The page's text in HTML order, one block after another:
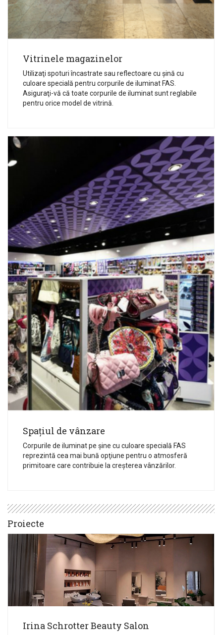
Vitrinele magazinelor
Utilizaţi spoturi încastrate sau reflectoare cu șină cu
culoare specială pentru corpurile de iluminat FAS.
Asiguraţi-vă că toate corpurile de iluminat sunt reglabile
pentru orice model de vitrină.
Spațiul de vânzare
Corpurile de iluminat pe șine cu culoare specială FAS
reprezintă cea mai bună opţiune pentru o atmosferă
primitoare care contribuie la creșterea vânzărilor.
Proiecte
Irina Schrotter Beauty Salon